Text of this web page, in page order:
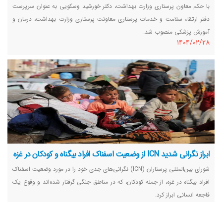
با حکم معاون پرستاری وزارت بهداشت، دکتر خورشید وسکویی به عنوان سرپرست
دفتر ارتقاء سلامت و خدمات پرستاری معاونت پرستاری وزارت بهداشت، درمان و
آموزش پزشکی منصوب شد.
١٤٠٤/٠٢/٢٨
ابراز نگرانی شدید ICN از وضعیت اسفناک افراد بیگناه و کودکان در غزه
شورای بین‌المللی پرستاران (ICN) نگرانی‌های جدی خود را در مورد وضعیت اسفناک
افراد بیگناه در غزه، از جمله کودکان، که در مناطق جنگی گرفتار شده‌اند و وقوع یک
فاجعه انسانی ابراز کرد.